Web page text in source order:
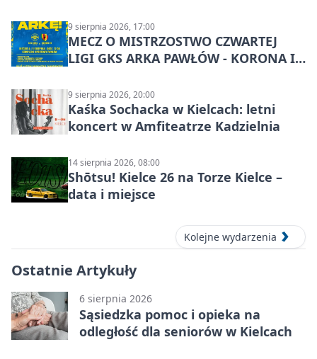
9 sierpnia 2026, 17:00
MECZ O MISTRZOSTWO CZWARTEJ
LIGI GKS ARKA PAWŁÓW - KORONA III
9 sierpnia 2026, 20:00
Kaśka Sochacka w Kielcach: letni
koncert w Amfiteatrze Kadzielnia
14 sierpnia 2026, 08:00
Shōtsu! Kielce 26 na Torze Kielce –
data i miejsce
Kolejne wydarzenia
Ostatnie Artykuły
6 sierpnia 2026
Sąsiedzka pomoc i opieka na
odległość dla seniorów w Kielcach